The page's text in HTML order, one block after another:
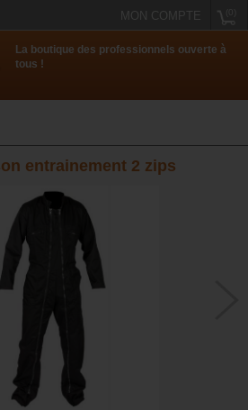
MON COMPTE
La boutique des professionnels ouverte à
tous !
entrainement 2 zips